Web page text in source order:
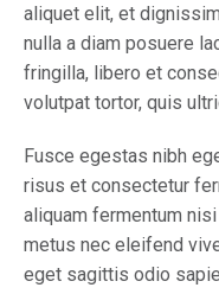
aliquet elit, et
nulla a diam posuere
fringilla, libero et
volutpat tortor, quis
Fusce egestas nibh
risus et consectetur
aliquam fermentum
metus nec eleifend
eget sagittis odio